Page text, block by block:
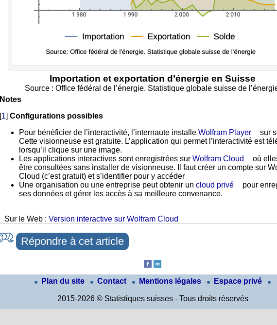
Importation et exportation d’énergie en Suisse
Source : Office fédéral de l’énergie. Statistique globale suisse de
Notes
[1] Configurations possibles
Pour bénéficier de l’interactivité, l’internaute installe Wolfram Player
sur
Cette visionneuse est gratuite. L’application qui permet l’interactivité est
lorsqu’il clique sur une image.
Les applications interactives sont enregistrées sur Wolfram Cloud
où
être consultées sans installer de visionneuse. Il faut créer un compte sur
Cloud (c’est gratuit) et s’identifier pour y accéder
Une organisation ou une entreprise peut obtenir un cloud privé
pour
ses données et gérer les accès à sa meilleure convenance.
Sur le Web : Version interactive sur Wolfram Cloud
Répondre à cet article
Plan du site Contact Mentions légales Espace privé
2015-2026 © Statistiques suisses - Tous droits réservés